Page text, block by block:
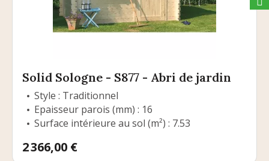
Solid Sologne - S877 - Abri de jardin
Style : Traditionnel
Epaisseur parois (mm) : 16
Surface intérieure au sol (m²) : 7.53
Prix
2 366,00 €